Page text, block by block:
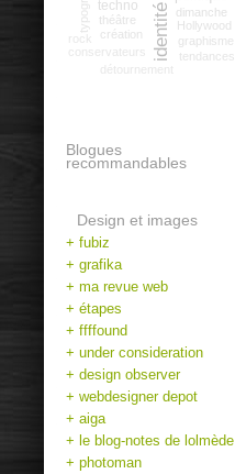
techno dimanche
Hollywood
théâtre
création graphisme
tendances
conservateurs
détournement
Blogues
recommandables
Design et images
+ fubiz
+ grafika
+ ma revue web
+ étapes
+ ffffound
+ under consideration
+ design observer
+ webdesigner depot
+ aiga
+ le blog-notes de lolmède
+ photoman